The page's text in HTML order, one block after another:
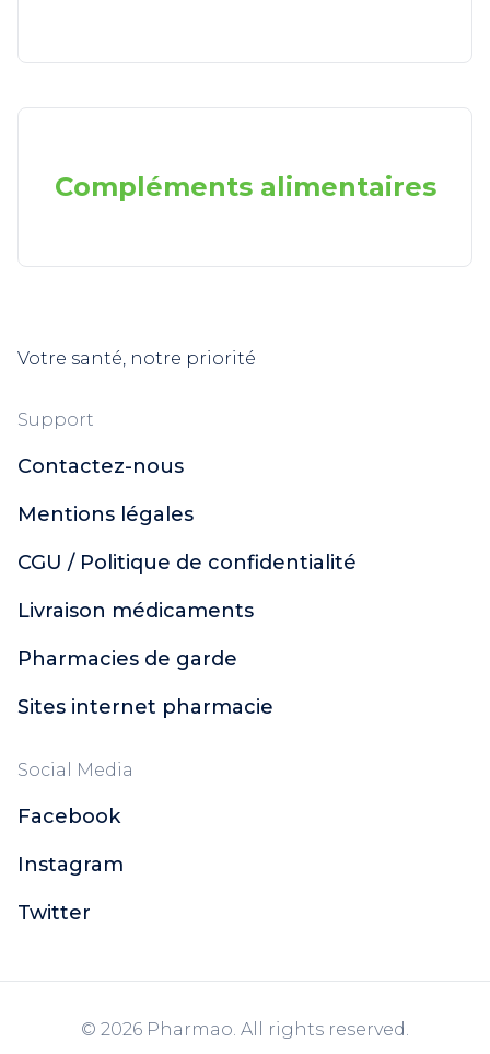
Compléments alimentaires
Votre santé, notre priorité
Support
Contactez-nous
Mentions légales
CGU / Politique de confidentialité
Livraison médicaments
Pharmacies de garde
Sites internet pharmacie
Social Media
Facebook
Instagram
Twitter
© 2026 Pharmao. All rights reserved.